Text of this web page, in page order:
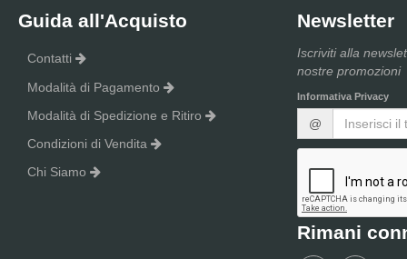
Guida all'Acquisto
Contatti
Modalità di Pagamento
Modalità di Spedizione e Ritiro
Condizioni di Vendita
Chi Siamo
Newsletter
Iscriviti alla
nostre promozioni
Informativa Privacy
@
Rimani